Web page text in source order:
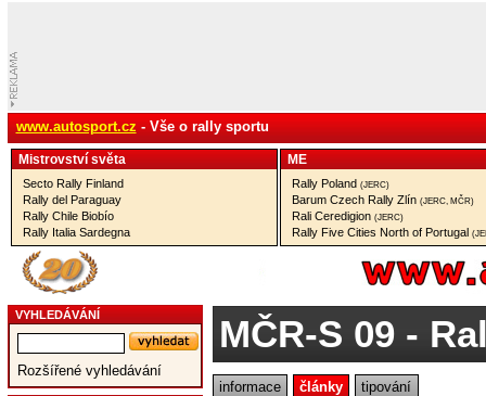
www.autosport.cz - Vše o rally sportu
Mistrovství­ světa
Secto Rally Finland
Rally del Paraguay
Rally Chile Biobío
Rally Italia Sardegna
ME
Rally Poland (JERC)
Barum Czech Rally Zlín (JERC, MČR)
Rali Ceredigion (JERC)
Rally Five Cities North of Portugal
VYHLEDÁVÁNÍ
Rozšířené vyhledávání
MČR-S 09-
informace články tipování